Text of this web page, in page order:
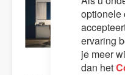
optionele
ervaring
je meer
dan het